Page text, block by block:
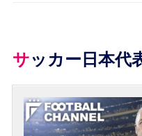
サッカー日本